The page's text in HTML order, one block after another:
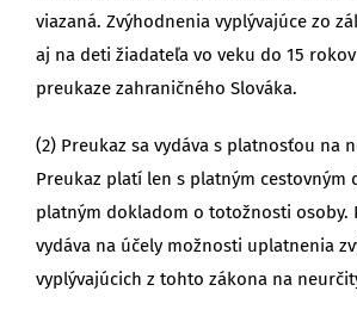
viazaná. Zvýhodnenia vyplývajúce zo
aj na deti žiadateľa vo veku do 15
preukaze zahraničného Slováka.
(2) Preukaz sa vydáva s platnosťou na
Preukaz platí len s platným cestovným
platným dokladom o totožnosti osoby.
vydáva na účely možnosti uplatnenia
vyplývajúcich z tohto zákona na